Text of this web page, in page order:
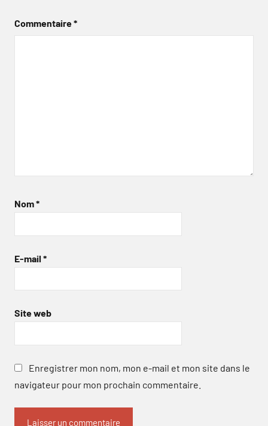
Commentaire*
Nom*
E-mail *
Site web
Enregistrer mon nom, mon e-mail et mon site dans le
navigateur pour mon prochain commentaire.